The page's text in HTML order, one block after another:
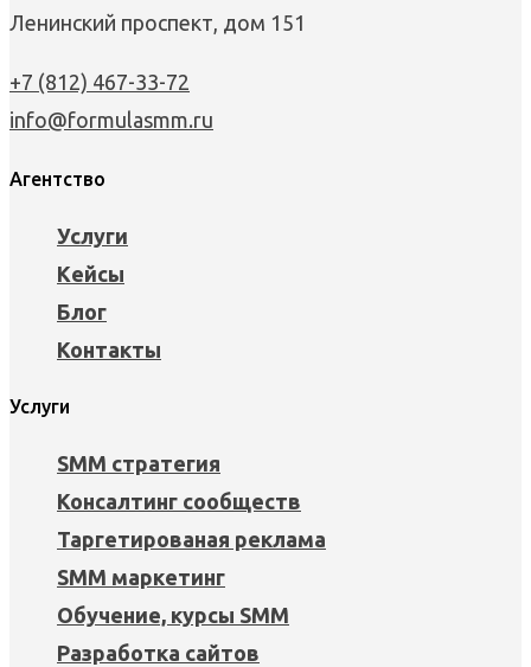
Ленинский проспект, дом 151
+7 (812) 467-33-72
info@formulasmm.ru
Агентство
Услуги
Кейсы
Блог
Контакты
Услуги
SMM стратегия
Консалтинг сообществ
Таргетированая реклама
SMM маркетинг
Обучение, курсы SMM
Разработка сайтов